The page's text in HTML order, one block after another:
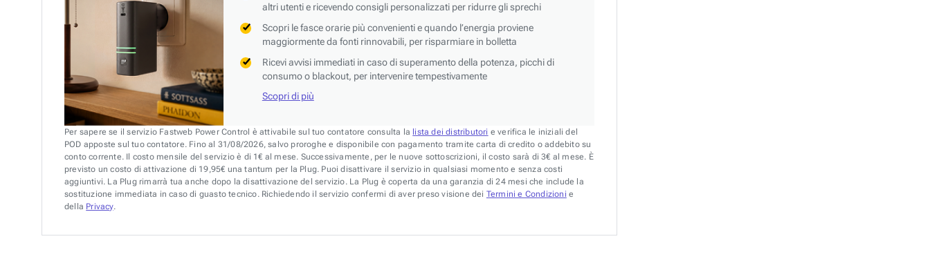
altri utenti e ricevendo consigli personalizzati per ridurre gli sprechi
Scopri le fasce orarie più convenienti e quando l’energia proviene
maggiormente da fonti rinnovabili, per risparmiare in bolletta
Ricevi avvisi immediati in caso di superamento della potenza, picchi di
consumo o blackout, per intervenire tempestivamente
Scopri di più
Per sapere se il servizio Fastweb Power Control è attivabile sul tuo contatore consulta la lista dei distributori e verifica le iniziali del
POD apposte sul tuo contatore. Fino al 31/08/2026, salvo proroghe e disponibile con pagamento tramite carta di credito o addebito su
conto corrente. Il costo mensile del servizio è di 1€ al mese. Successivamente, per le nuove sottoscrizioni, il costo sarà di 3€ al mese. È
previsto un costo di attivazione di 19,95€ una tantum per la Plug. Puoi disattivare il servizio in qualsiasi momento e senza costi
aggiuntivi. La Plug rimarrà tua anche dopo la disattivazione del servizio. La Plug è coperta da una garanzia di 24 mesi che include la
sostituzione immediata in caso di guasto tecnico. Richiedendo il servizio confermi di aver preso visione dei Termini e Condizioni e
della Privacy.